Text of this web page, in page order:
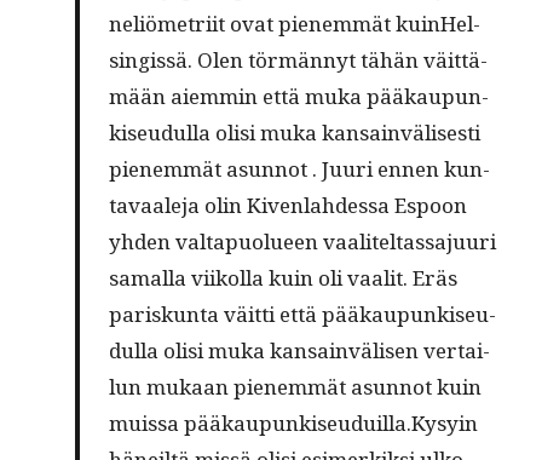
neliö­met­riit ovat pie­nem­mät kuinHel­
sin­gis­sä. Olen tör­män­nyt tähän väit­tä­
mään aiem­min että muka pää­kau­pun­
ki­seu­dul­la oli­si muka kan­sain­vä­li­ses­ti
pie­nem­mät asun­not . Juu­ri ennen kun­
ta­vaa­le­ja olin Kiven­lah­des­sa Espoon
yhden val­ta­puo­lu­een vaa­li­tel­tas­sajuu­ri
samal­la vii­kol­la kuin oli vaa­lit. Eräs
paris­kun­ta väit­ti että pää­kau­pun­ki­seu­
dul­la oli­si muka kan­sain­vä­li­sen ver­tai­
lun mukaan pie­nem­mät asun­not kuin
muis­sa pää­kau­pun­ki­seu­duil­la.Kysyin